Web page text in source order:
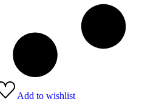
Add to wishlist